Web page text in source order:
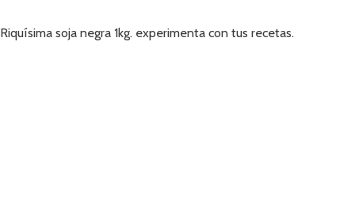
Riquísima soja negra 1kg. experimenta con tus recetas.